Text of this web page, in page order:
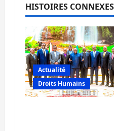
HISTOIRES CONNEXES
Actualité
Droits Humains